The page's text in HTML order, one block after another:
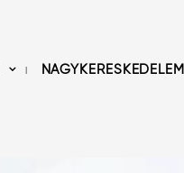
NAGYKERESKEDELEM